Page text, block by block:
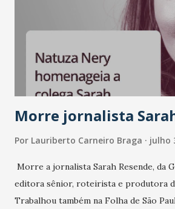
Morre jornalista
Por Lauriberto Carneiro Braga julho
Morre a jornalista Sarah Resende, da
editora sênior, roteirista e produtora
Trabalhou também na Folha de São